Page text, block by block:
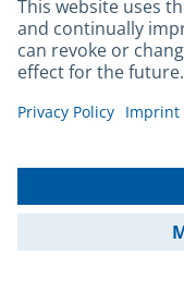
Gebärdensprache
Datenschutz
Kontakt
© 2026 Portal München
Landeshauptstadt